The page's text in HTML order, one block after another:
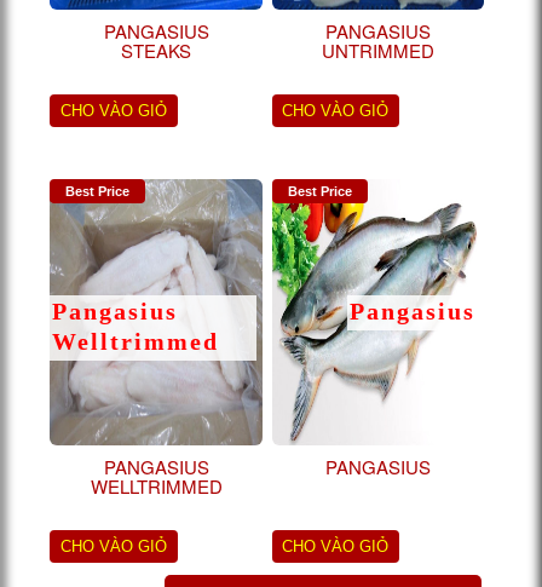
PANGASIUS
STEAKS
CHO VÀO GIỎ
PANGASIUS
UNTRIMMED
CHO VÀO GIỎ
Best Price
PANGASIUS
WELLTRIMMED
Pangasius
Welltrimmed
CHO VÀO GIỎ
Best Price
PANGASIUS
Pangasius
CHO VÀO GIỎ